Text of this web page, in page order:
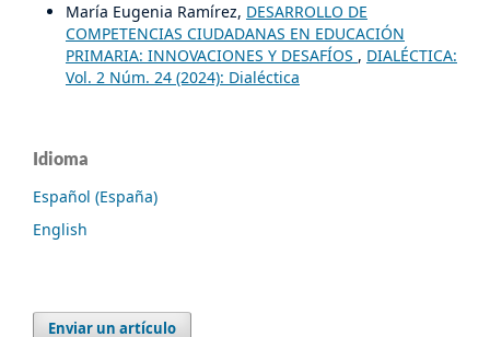
María Eugenia Ramírez, DESARROLLO DE
COMPETENCIAS CIUDADANAS EN EDUCACIÓN
PRIMARIA: INNOVACIONES Y DESAFÍOS , DIALÉCTICA:
Vol. 2 Núm. 24 (2024): Dialéctica
Idioma
Español (España)
English
Enviar un artículo